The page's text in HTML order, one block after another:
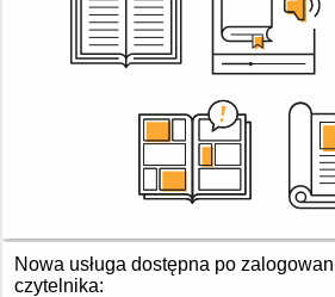
Nowa usługa dostępna po
czytelnika: